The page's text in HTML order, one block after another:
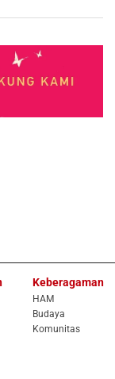
Keberagaman
HAM
Budaya
Komunitas